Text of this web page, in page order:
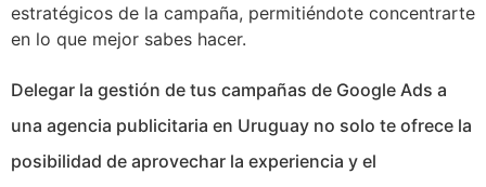
estratégicos de la campaña, permitiéndote concentrarte
en lo que mejor sabes hacer.
Delegar la gestión de tus campañas de Google Ads a
una agencia publicitaria en Uruguay no solo te ofrece la
posibilidad de aprovechar la experiencia y el